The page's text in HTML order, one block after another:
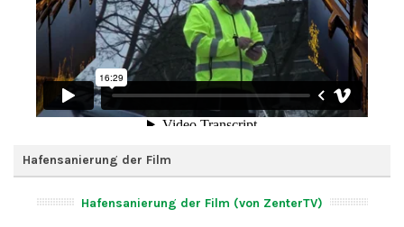
Hafensanierung der Film
Hafensanierung der Film (von ZenterTV)